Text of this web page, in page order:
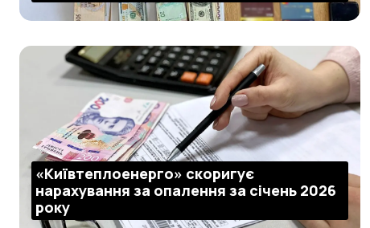
«Київтеплоенерго» скоригує
нарахування за опалення за січень 2026
року